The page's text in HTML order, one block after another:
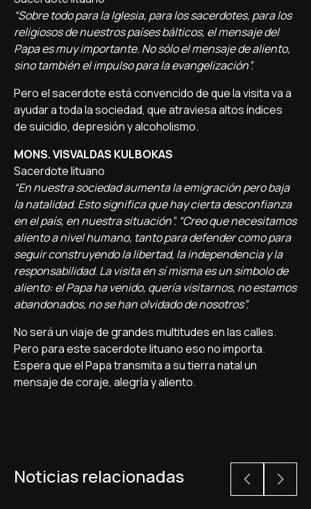
“Sobre todo para la Iglesia, para los sacerdotes, para los
religiosos de nuestros países bálticos, el mensaje del
Papa es muy importante. No sólo el mensaje de aliento,
sino también el impulso para la evangelización”.
Pero el sacerdote está convencido de que la visita va a
ayudar a toda la sociedad, que atraviesa altos índices
de suicidio, depresión y alcoholismo.
MONS. VISVALDAS KULBOKAS
Sacerdote lituano
“En nuestra sociedad aumenta la emigración pero baja
la natalidad. Esto significa que hay cierta desconfianza
en el país, en nuestra situación”. “Creo que necesitamos
aliento a nivel humano, tanto para defender como para
seguir construyendo la libertad, la independencia y la
responsabilidad. La visita en sí misma es un símbolo de
aliento: el Papa ha venido, quería visitarnos, no estamos
abandonados, no se han olvidado de nosotros”.
No será un viaje de grandes multitudes en las calles.
Pero para este sacerdote lituano eso no importa.
Espera que el Papa transmita a su tierra natal un
mensaje de coraje, alegría y aliento.
Noticias relacionadas